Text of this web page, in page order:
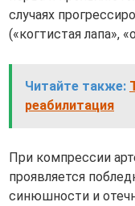
случаях
(«когтистая лапа»,
Читайте также:
реабилитация
При компрессии
проявляется
синюшности и